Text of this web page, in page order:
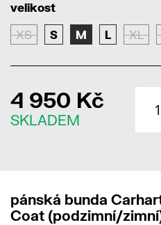
velikost
XS S M L XL
4 950 Kč
SKLADEM
pánská bunda
Coat (podzimní/